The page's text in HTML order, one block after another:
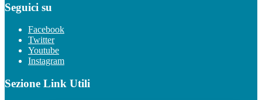
Seguici su
Facebook
Twitter
Youtube
Instagram
Sezione Link Utili